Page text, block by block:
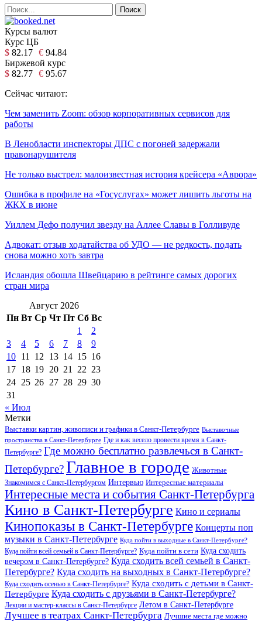
Курсы валют
Курс ЦБ
$ 82.17 € 94.84
Биржевой курс
$ 82.77 € 95.67
Сейчас читают:
Чем заменить Zoom: обзор корпоративных сервисов для
работы
В Ленобласти инспекторы ДПС с погоней задержали
правонарушителя
Не только выстрел: малоизвестная история крейсера «Аврора»
Ошибка в профиле на «Госуслугах» может лишить льготы на
ЖКХ в июне
Уиллем Дефо получил звезду на Аллее Славы в Голливуде
Адвокат: отзыв ходатайства об УДО — не редкость, подать
снова можно хоть завтра
Исландия обошла Швейцарию в рейтинге самых дорогих
стран мира
Август 2026
Пн Вт Ср Чт Пт Сб Вс
1
2
3
4 5 6 7 8
9
10 11 12 13 14 15 16
17 18 19 20 21 22 23
24 25 26 27 28 29 30
31
« Июл
Метки
Выставки картин, живописи и графики в Санкт-Петербурге Выставочные
пространства в Санкт-Петербурге Где и как весело провести время в Санкт-
Петербурге? Где можно бесплатно развлечься в Санкт-
Петербурге?Главное в городе Животные
Знакомимся с Санкт-Петербургом Интервью Интересные материалы
Интересные места и события Санкт-Петербурга
Кино в Санкт-Петербурге Кино и сериалы
Кинопоказы в Санкт-Петербурге Концерты поп
музыки в Санкт-Петербурге Куда пойти в выходные в Санкт-Петербурге?
Куда пойти всей семьей в Санкт-Петербурге? Куда пойти в сети Куда сходить
вечером в Санкт-Петербурге? Куда сходить всей семьей в Санкт-
Петербурге? Куда сходить на выходных в Санкт-Петербурге?
Куда сходить осенью в Санкт-Петербурге? Куда сходить с детьми в Санкт-
Петербурге Куда сходить с друзьями в Санкт-Петербурге?
Лекции и мастер-классы в Санкт-Петербурге Летом в Санкт-Петербурге
Лучшее в театрах Санкт-Петербурга Лучшие места где можно